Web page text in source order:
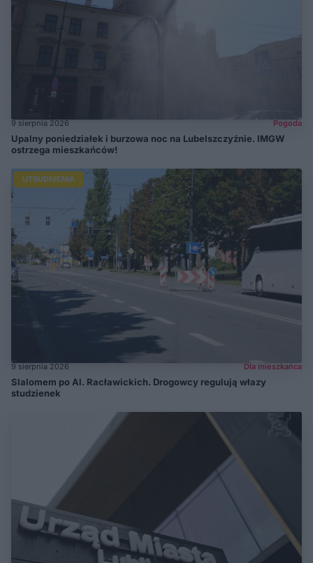
9 sierpnia 2026 Pogoda
Upalny poniedziałek i burzowa noc na Lubelszczyźnie. IMGW
ostrzega mieszkańców!
UTRUDNIENIA
9 sierpnia 2026 Dla mieszkańca
Slalomem po Al. Racławickich. Drogowcy regulują włazy
studzienek